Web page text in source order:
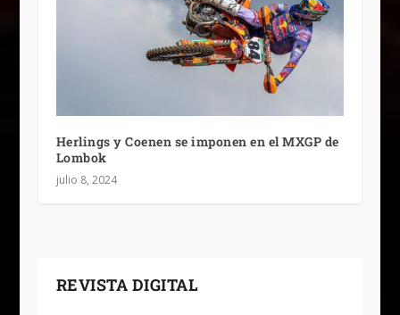
Herlings y Coenen se imponen en el MXGP de
Lombok
julio 8, 2024
REVISTA DIGITAL